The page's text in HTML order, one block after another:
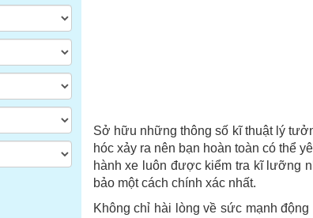
Sở hữu những thông số kĩ thuật lý
hóc xảy ra nên bạn hoàn toàn có thể
hành xe luôn được kiểm tra kĩ lưỡng
bảo một cách chính xác nhất.
Không chỉ hài lòng về sức mạnh